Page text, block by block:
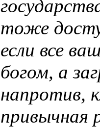
тоже
если все
богом, а
напротив,
привычная